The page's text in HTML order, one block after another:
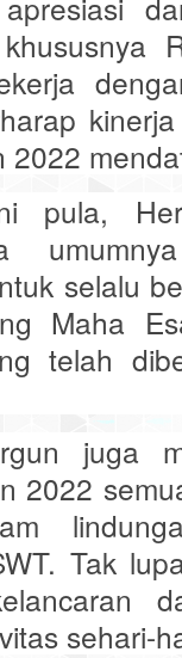
pula,
selalu
Maha
telah
juga
2022
Tak
sehari-